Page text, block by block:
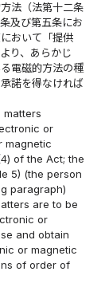
法（法第十二条
及び第五条にお
おいて「提供
り、あらかじ
電磁的方法の種
諾を得なければ
matters
or
magnetic
of the Act; the
5) (the person
paragraph)
are to be
or
and obtain
or magnetic
of order of